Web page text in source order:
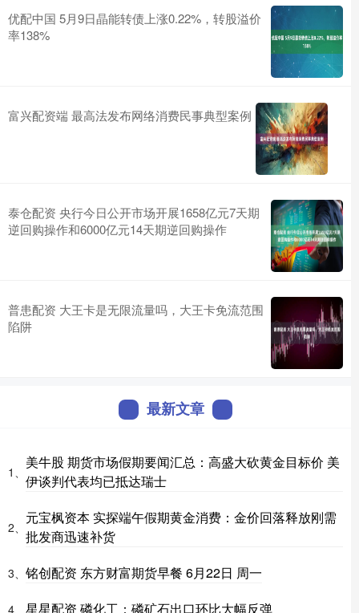
优配中国 5月9日晶能转债上涨0.22%，转股溢价
率138%
富兴配资端 最高法发布网络消费民事典型案例
泰仓配资 央行今日公开市场开展1658亿元7天期
逆回购操作和6000亿元14天期逆回购操作
普患配资 大王卡是无限流量吗，大王卡免流范围
陷阱
最新文章
1、
美牛股 期货市场假期要闻汇总：高盛大砍黄金目标价 美
伊谈判代表均已抵达瑞士
2、
元宝枫资本 实探端午假期黄金消费：金价回落释放刚需
批发商迅速补货
3、 铭创配资 东方财富期货早餐 6月22日 周一
4、 星星配资 磷化工：磷矿石出口环比大幅反弹